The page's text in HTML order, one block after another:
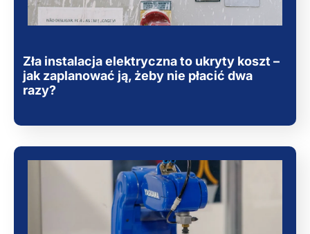
Zła instalacja elektryczna to ukryty koszt –
jak zaplanować ją, żeby nie płacić dwa
razy?